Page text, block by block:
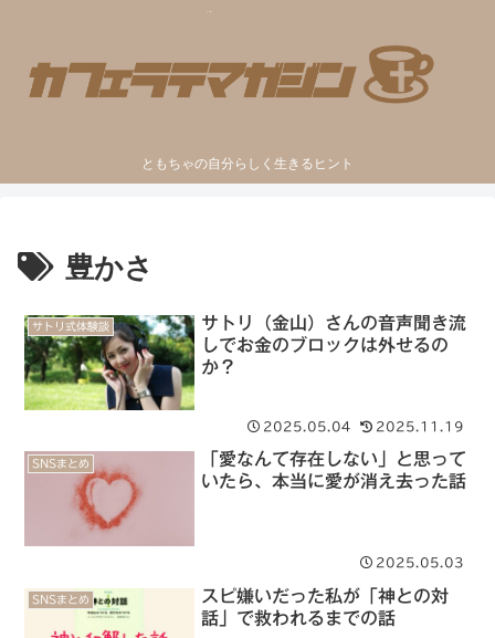
ともちゃの自分らしく生きるヒント
豊かさ
サトリ式体験談
サトリ（金山）さんの音声聞き流
しでお金のブロックは外せるの
か？
2025.05.04 2025.11.19
SNSまとめ
「愛なんて存在しない」と思って
いたら、本当に愛が消え去った話
2025.05.03
SNSまとめ
スピ嫌いだった私が「神との対
話」で救われるまでの話